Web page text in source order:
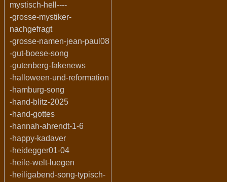
mystisch-hell----
-grosse-mystiker-
nachgefragt
-grosse-namen-jean-paul08
-gut-boese-song
-gutenberg-fakenews
-halloween-und-reformation
-hamburg-song
-hand-blitz-2025
-hand-gottes
-hannah-ahrendt-1-6
-happy-kadaver
-heidegger01-04
-heile-welt-luegen
-heiligabend-song-typisch-